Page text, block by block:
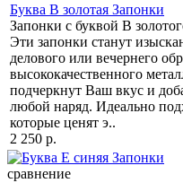
Буква В золотая Запонки
Запонки с буквой В
Эти запонки станут
делового или вечернего
высококачественного
подчеркнут Ваш вкус и
любой наряд. Идеально
которые ценят э..
2 250 р.
сравнение